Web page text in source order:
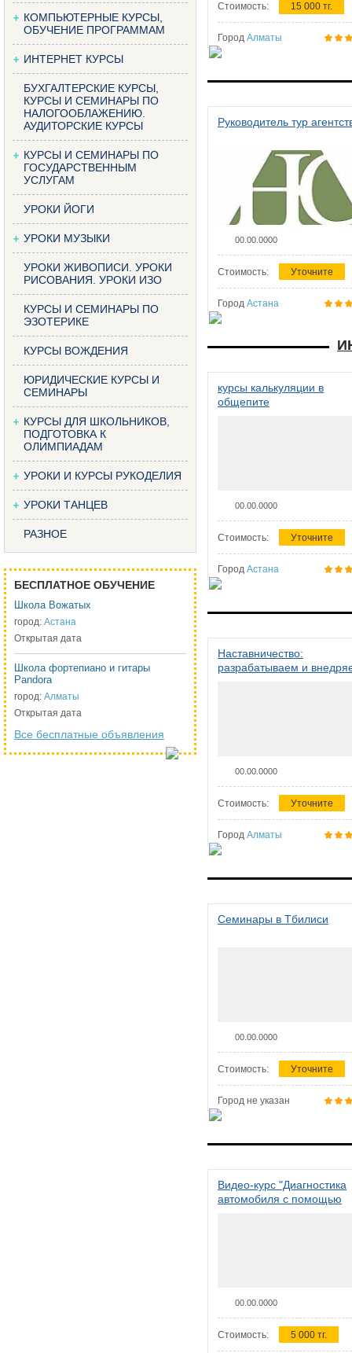
КОМПЬЮТЕРНЫЕ КУРСЫ,
ОБУЧЕНИЕ ПРОГРАММАМ
ИНТЕРНЕТ КУРСЫ
БУХГАЛТЕРСКИЕ КУРСЫ,
КУРСЫ И СЕМИНАРЫ ПО
НАЛОГООБЛАЖЕНИЮ.
АУДИТОРСКИЕ КУРСЫ
КУРСЫ И СЕМИНАРЫ ПО
ГОСУДАРСТВЕННЫМ
УСЛУГАМ
УРОКИ ЙОГИ
УРОКИ МУЗЫКИ
УРОКИ ЖИВОПИСИ. УРОКИ
РИСОВАНИЯ. УРОКИ ИЗО
КУРСЫ И СЕМИНАРЫ ПО
ЭЗОТЕРИКЕ
КУРСЫ ВОЖДЕНИЯ
ЮРИДИЧЕСКИЕ КУРСЫ И
СЕМИНАРЫ
КУРСЫ ДЛЯ ШКОЛЬНИКОВ,
ПОДГОТОВКА К
ОЛИМПИАДАМ
УРОКИ И КУРСЫ РУКОДЕЛИЯ
УРОКИ ТАНЦЕВ
РАЗНОЕ
БЕСПЛАТНОЕ ОБУЧЕНИЕ
Школа Вожатых
город: Астана
Открытая дата
Школа фортепиано и гитары
Pandora
город: Алматы
Открытая дата
Все бесплатные объявления
Стоимость: 15 000 тг.
Город Алматы
Руководитель тур
00.00.0000
Стоимость: Уточните
Город Астана
курсы калькуляции в
общепите
00.00.0000
Стоимость: Уточните
Город Астана
Наставничество:
разрабатываем и
00.00.0000
Стоимость: Уточните
Город Алматы
Семинары в Тбилиси
00.00.0000
Стоимость: Уточните
Город не указан
Видео-курс "Диагностика
автомобиля с помощью
00.00.0000
Стоимость: 5 000 тг.